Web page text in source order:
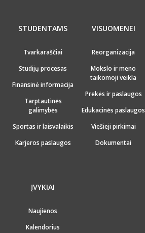
STUDENTAMS
Tvarkaraščiai
Studijų procesas
Finansinė informacija
Tarptautinės
galimybės
Sportas ir laisvalaikis
Karjeros paslaugos
VISUOMENEI
Reorganizacija
Mokslo ir meno
taikomoji veikla
Prekės ir paslaugos
Edukacinės paslaugos
Viešieji pirkimai
Dokumentai
ĮVYKIAI
Naujienos
Kalendorius